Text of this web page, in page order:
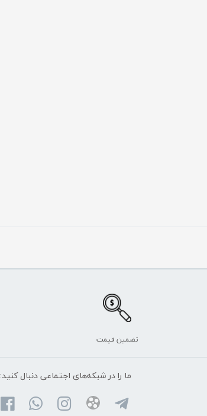
تضمین قیمت
ما را در شبکه‌های اجتماعی دنبال کنید: